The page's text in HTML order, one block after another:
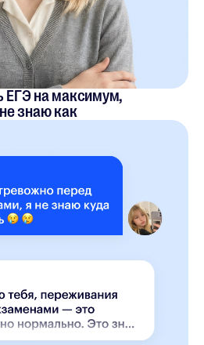
ЕГЭ на максимум,
знаю как